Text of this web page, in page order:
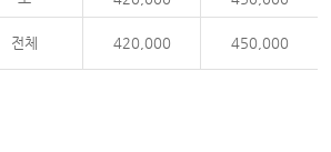
전체 420,000 450,000